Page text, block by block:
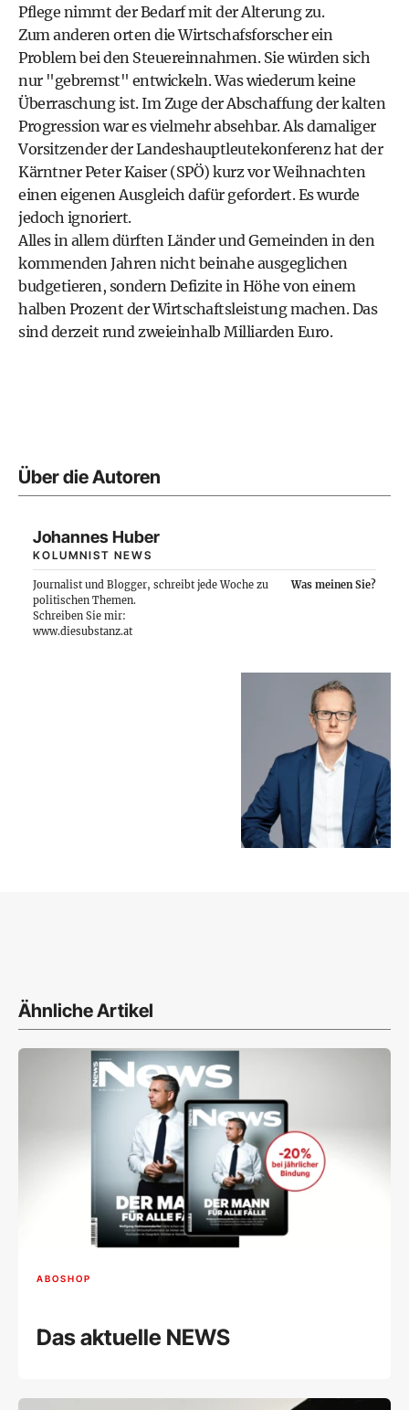
Pflege nimmt der Bedarf mit der Alterung zu.
Zum anderen orten die Wirtschafsforscher ein
Problem bei den Steuereinnahmen. Sie würden sich
nur "gebremst" entwickeln. Was wiederum keine
Überraschung ist. Im Zuge der Abschaffung der kalten
Progression war es vielmehr absehbar. Als damaliger
Vorsitzender der Landeshauptleutekonferenz hat der
Kärntner Peter Kaiser (SPÖ) kurz vor Weihnachten
einen eigenen Ausgleich dafür gefordert. Es wurde
jedoch ignoriert.
Alles in allem dürften Länder und Gemeinden in den
kommenden Jahren nicht beinahe ausgeglichen
budgetieren, sondern Defizite in Höhe von einem
halben Prozent der Wirtschaftsleistung machen. Das
sind derzeit rund zweieinhalb Milliarden Euro.
Über die Autoren
Johannes Huber
KOLUMNIST NEWS
Journalist und Blogger, schreibt jede Woche zu
politischen Themen.
Was meinen Sie?
Schreiben Sie mir:
www.diesubstanz.at
Ähnliche Artikel
ABOSHOP
Das aktuelle NEWS